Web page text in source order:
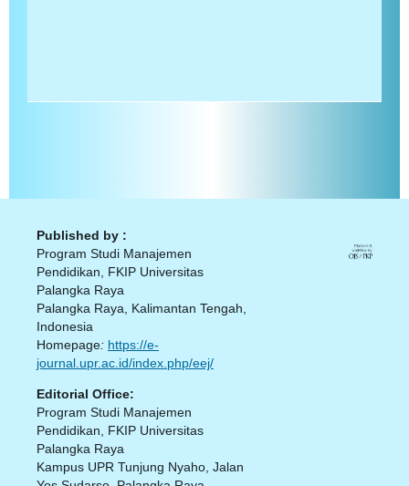
Published by :
Program Studi Manajemen
Pendidikan, FKIP Universitas
Palangka Raya
Palangka Raya, Kalimantan Tengah,
Indonesia
Homepage: https://e-
journal.upr.ac.id/index.php/eej/
Editorial Office:
Program Studi Manajemen
Pendidikan, FKIP Universitas
Palangka Raya
Kampus UPR Tunjung Nyaho, Jalan